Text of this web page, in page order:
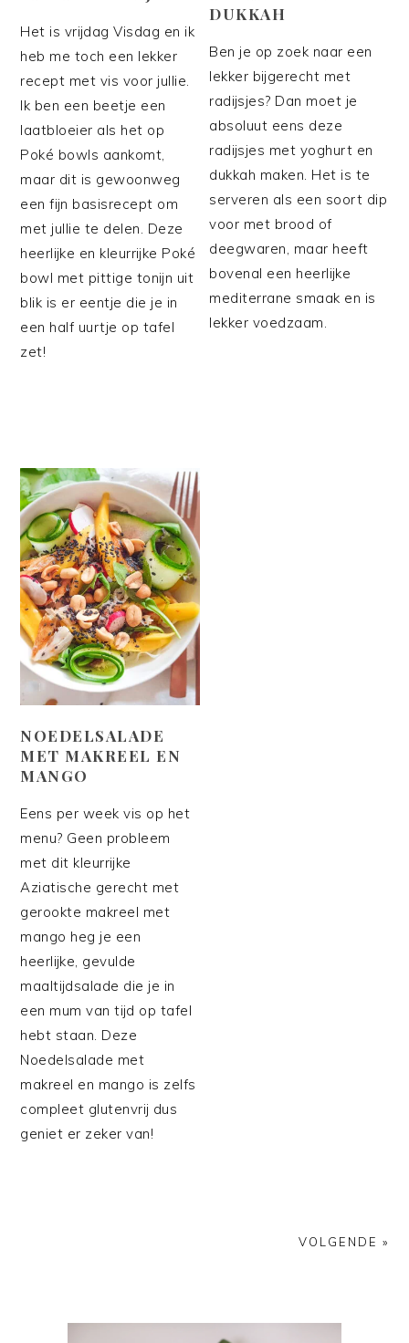
Het is vrijdag Visdag en ik
heb me toch een lekker
recept met vis voor jullie.
Ik ben een beetje een
laatbloeier als het op
Poké bowls aankomt,
maar dit is gewoonweg
een fijn basisrecept om
met jullie te delen. Deze
heerlijke en kleurrijke Poké
bowl met pittige tonijn uit
blik is er eentje die je in
een half uurtje op tafel
zet!
DUKKAH
Ben je op zoek naar een
lekker bijgerecht met
radijsjes? Dan moet je
absoluut eens deze
radijsjes met yoghurt en
dukkah maken. Het is te
serveren als een soort dip
voor met brood of
deegwaren, maar heeft
bovenal een heerlijke
mediterrane smaak en is
lekker voedzaam.
NOEDELSALADE
MET MAKREEL EN
MANGO
Eens per week vis op het
menu? Geen probleem
met dit kleurrijke
Aziatische gerecht met
gerookte makreel met
mango heg je een
heerlijke, gevulde
maaltijdsalade die je in
een mum van tijd op tafel
hebt staan. Deze
Noedelsalade met
makreel en mango is zelfs
compleet glutenvrij dus
geniet er zeker van!
VOLGENDE »